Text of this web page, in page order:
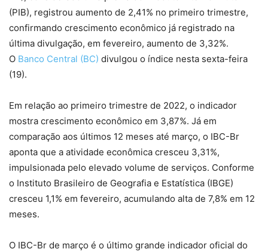
(PIB), registrou aumento de 2,41% no primeiro trimestre,
confirmando crescimento econômico já registrado na
última divulgação, em fevereiro, aumento de 3,32%.
O Banco Central (BC) divulgou o índice nesta sexta-feira
(19).
Em relação ao primeiro trimestre de 2022, o indicador
mostra crescimento econômico em 3,87%. Já em
comparação aos últimos 12 meses até março, o IBC-Br
aponta que a atividade econômica cresceu 3,31%,
impulsionada pelo elevado volume de serviços. Conforme
o Instituto Brasileiro de Geografia e Estatística (IBGE)
cresceu 1,1% em fevereiro, acumulando alta de 7,8% em 12
meses.
O IBC-Br de março é o último grande indicador oficial do